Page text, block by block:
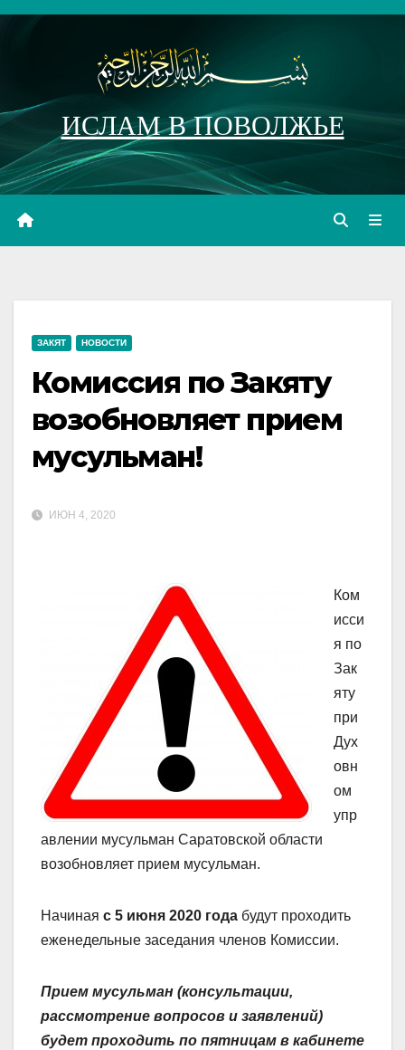
Перейти
ИСЛАМ В ПОВОЛЖЬЕ
ЗАКЯТ НОВОСТИ
Комиссия по Закяту
возобновляет прием
мусульман!
ИЮН 4, 2020
Ком
исси
я по
Зак
яту
при
Дух
овн
ом
упр
авлении мусульман Саратовской области
возобновляет прием мусульман.
Начиная с 5 июня 2020 года будут проходить
еженедельные заседания членов Комиссии.
Прием мусульман (консультации,
рассмотрение вопросов и заявлений)
будет проходить по пятницам в кабинете